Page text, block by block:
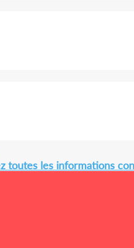
toutes les informations